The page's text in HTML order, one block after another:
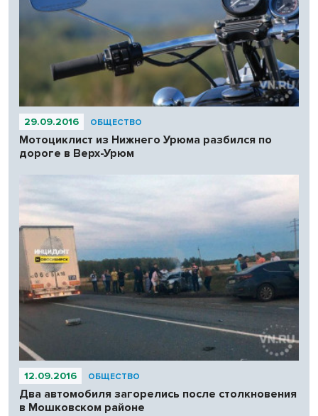
29.09.2016 ОБЩЕСТВО
Мотоциклист из Нижнего Урюма разбился по
дороге в Верх-Урюм
12.09.2016 ОБЩЕСТВО
Два автомобиля загорелись после столкновения
в Мошковском районе